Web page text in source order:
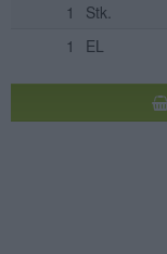
1
Stk.
1
EL